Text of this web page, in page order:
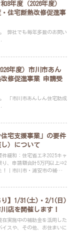
8年度（2026年度）
住宅断熱改修促進事
い
年度）市川市あん
修促進事業 申請受
成
住宅支援事業」の要件
）について
緩和：住宅省エネ2025キャ
り、申請額合計5万円以上⇒2
｜市川市・浦安市の補助金
り】1/31(土)・2/1(日)
店を開催します！
在実施中の補助金を活用した
スや、その他、お住まいに